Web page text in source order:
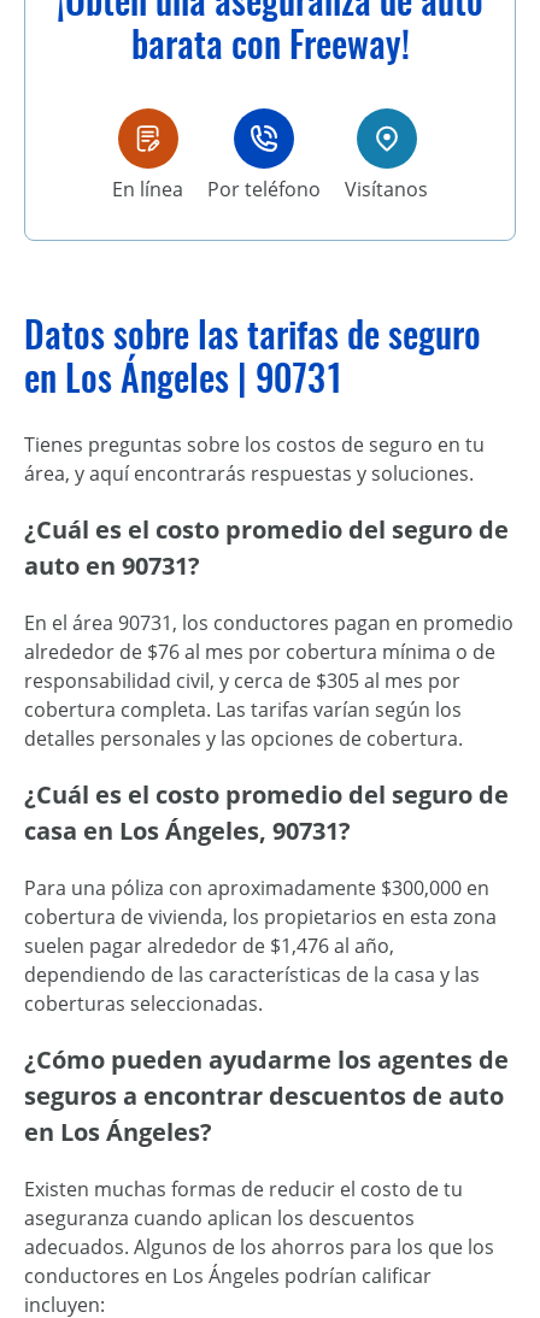
barata con Freeway!
En línea Por teléfono Visítanos
Datos sobre las tarifas de seguro
en Los Ángeles | 90731
Tienes preguntas sobre los costos de seguro en tu
área, y aquí encontrarás respuestas y soluciones.
¿Cuál es el costo promedio del seguro de
auto en 90731?
En el área 90731, los conductores pagan en promedio
alrededor de $76 al mes por cobertura mínima o de
responsabilidad civil, y cerca de $305 al mes por
cobertura completa. Las tarifas varían según los
detalles personales y las opciones de cobertura.
¿Cuál es el costo promedio del seguro de
casa en Los Ángeles, 90731?
Para una póliza con aproximadamente $300,000 en
cobertura de vivienda, los propietarios en esta zona
suelen pagar alrededor de $1,476 al año,
dependiendo de las características de la casa y las
coberturas seleccionadas.
¿Cómo pueden ayudarme los agentes de
seguros a encontrar descuentos de auto
en Los Ángeles?
Existen muchas formas de reducir el costo de tu
aseguranza cuando aplican los descuentos
adecuados. Algunos de los ahorros para los que los
conductores en Los Ángeles podrían calificar
incluyen: